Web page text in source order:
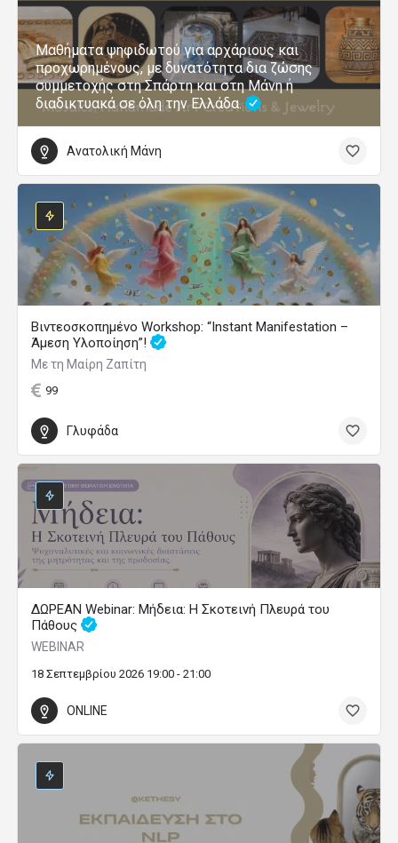
Μαθήματα ψηφιδωτού για αρχάριους και
προχωρημένους, με δυνατότητα δια ζώσης
συμμετοχής στη Σπάρτη και στη Μάνη ή
διαδικτυακά σε όλη την Ελλάδα.
Ανατολική Μάνη
Βιντεοσκοπημένο Workshop: “Instant Manifestation –
Άμεση Υλοποίηση”!
Με τη Μαίρη Ζαπίτη
99
Γλυφάδα
ΔΩΡΕΑΝ Webinar: Μήδεια: Η Σκοτεινή Πλευρά του
Πάθους
WEBINAR
18 Σεπτεμβρίου 2026 19:00 - 21:00
ONLINE